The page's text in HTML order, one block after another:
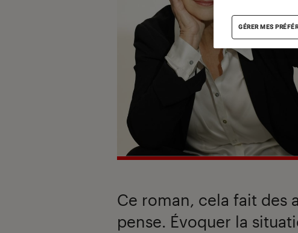
Ce roman, cela fait des
pense. Évoquer la
GÉRER MES